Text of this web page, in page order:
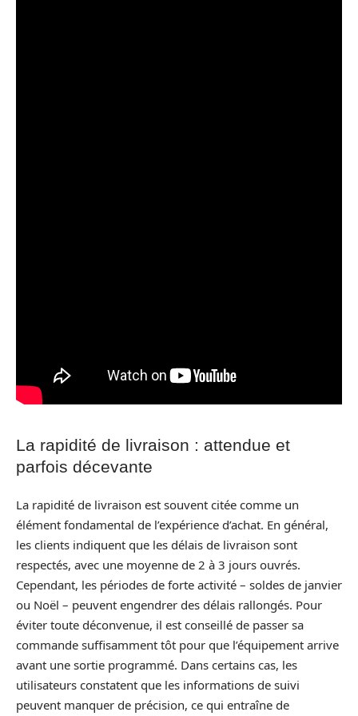
La rapidité de livraison : attendue et
parfois décevante
La rapidité de livraison est souvent citée comme un
élément fondamental de l’expérience d’achat. En général,
les clients indiquent que les délais de livraison sont
respectés, avec une moyenne de 2 à 3 jours ouvrés.
Cependant, les périodes de forte activité – soldes de janvier
ou Noël – peuvent engendrer des délais rallongés. Pour
éviter toute déconvenue, il est conseillé de passer sa
commande suffisamment tôt pour que l’équipement arrive
avant une sortie programmé. Dans certains cas, les
utilisateurs constatent que les informations de suivi
peuvent manquer de précision, ce qui entraîne de